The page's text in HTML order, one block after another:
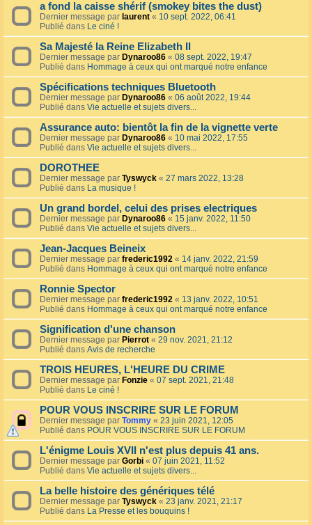
a fond la caisse shérif (smokey bites the dust)
Dernier message par laurent « 10 sept. 2022, 06:41
Publié dans Le ciné !
Sa Majesté la Reine Elizabeth II
Dernier message par Dynaroo86 « 08 sept. 2022, 19:47
Publié dans Hommage à ceux qui ont marqué notre enfance
Spécifications techniques Bluetooth
Dernier message par Dynaroo86 « 06 août 2022, 19:44
Publié dans Vie actuelle et sujets divers...
Assurance auto: bientôt la fin de la vignette verte
Dernier message par Dynaroo86 « 10 mai 2022, 17:55
Publié dans Vie actuelle et sujets divers...
DOROTHEE
Dernier message par Tyswyck « 27 mars 2022, 13:28
Publié dans La musique !
Un grand bordel, celui des prises electriques
Dernier message par Dynaroo86 « 15 janv. 2022, 11:50
Publié dans Vie actuelle et sujets divers...
Jean-Jacques Beineix
Dernier message par frederic1992 « 14 janv. 2022, 21:59
Publié dans Hommage à ceux qui ont marqué notre enfance
Ronnie Spector
Dernier message par frederic1992 « 13 janv. 2022, 10:51
Publié dans Hommage à ceux qui ont marqué notre enfance
Signification d'une chanson
Dernier message par Pierrot « 29 nov. 2021, 21:12
Publié dans Avis de recherche
TROIS HEURES, L'HEURE DU CRIME
Dernier message par Fonzie « 07 sept. 2021, 21:48
Publié dans Le ciné !
POUR VOUS INSCRIRE SUR LE FORUM
Dernier message par Tommy « 23 juin 2021, 12:05
Publié dans POUR VOUS INSCRIRE SUR LE FORUM
L'énigme Louis XVII n'est plus depuis 41 ans.
Dernier message par Gorbi « 07 juin 2021, 11:52
Publié dans Vie actuelle et sujets divers...
La belle histoire des génériques télé
Dernier message par Tyswyck « 23 janv. 2021, 21:17
Publié dans La Presse et les bouquins !